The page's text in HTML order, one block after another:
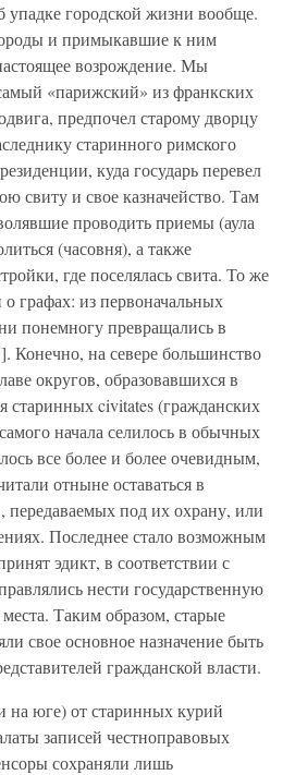
упадке городской жизни вообще.
и примыкавшие к ним
возрождение. Мы
«парижский» из франкских
предпочел старому дворцу
старинного римского
куда государь перевел
свиту и свое казначейство. Там
проводить приемы (аула
(часовня), а также
где поселялась свита. То же
графах: из первоначальных
понемногу превращались в
Конечно, на севере большинство
округов, образовавшихся в
старинных civitates (гражданских
начала селилось в обычных
все более и более очевидным,
отныне оставаться в
передаваемых под их охрану, или
Последнее стало возможным
эдикт, в соответствии с
нести государственную
Таким образом, старые
свое основное назначение быть
гражданской власти.
на юге) от старинных курий
записей честноправовых
сохраняли лишь